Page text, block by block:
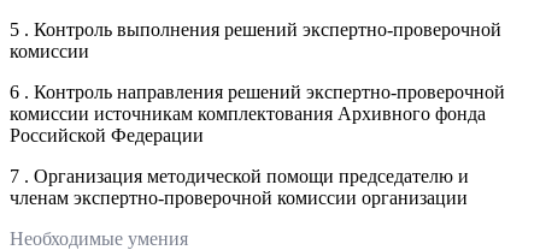
5 . Контроль выполнения решений экспертно-проверочной
комиссии
6 . Контроль направления решений экспертно-проверочной
комиссии источникам комплектования Архивного фонда
Российской Федерации
7 . Организация методической помощи председателю и
членам экспертно-проверочной комиссии организации
Необходимые умения